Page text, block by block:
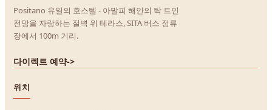
Positano 유일의 호스텔 - 아말피 해안의 탁 트인
전망을 자랑하는 절벽 위 테라스, SITA 버스 정류
장에서 100m 거리.
다이렉트 예약->
위치